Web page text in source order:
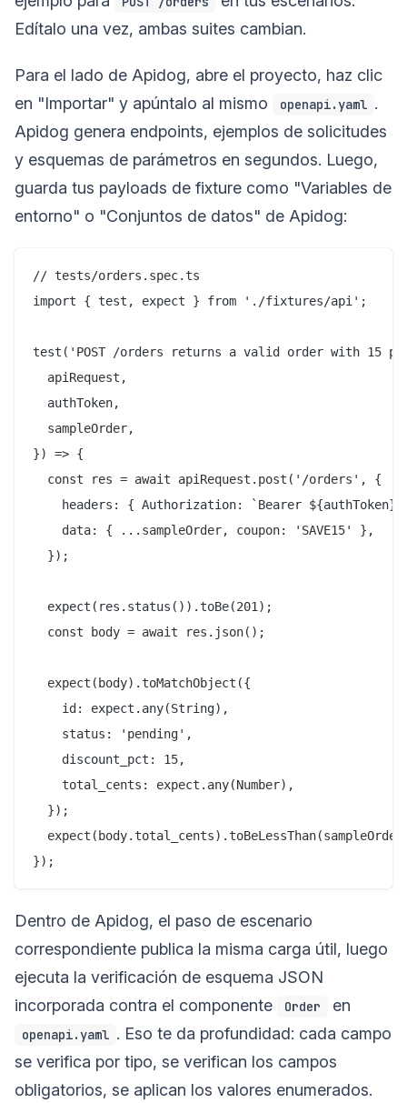
Edítalo una vez, ambas suites cambian.
Para el lado de Apidog, abre el proyecto, haz clic
en "Importar" y apúntalo al mismo
openapi.yaml .
Apidog genera endpoints, ejemplos de solicitudes
y esquemas de parámetros en segundos. Luego,
guarda tus payloads de fixture como "Variables de
entorno" o "Conjuntos de datos" de Apidog:
// tests/orders.spec.ts
import { test, expect } from './fixtures/api';
test('POST /orders returns a valid order with 15
  apiRequest,
  authToken,
  sampleOrder,
}) => {
  const res = await apiRequest.post('/orders', {
headers: { Authorization: `Bearer ${authToken}`
    data: { ...sampleOrder, coupon: 'SAVE15' },
  });
  expect(res.status()).toBe(201);
  const body = await res.json();
  expect(body).toMatchObject({
    id: expect.any(String),
    status: 'pending',
    discount_pct: 15,
    total_cents: expect.any(Number),
  });
Dentro de Apidog, el paso de escenario
correspondiente publica la misma carga útil, luego
ejecuta la verificación de esquema JSON
incorporada contra el componente
Order en
openapi.yaml . Eso te da profundidad: cada campo
se verifica por tipo, se verifican los campos
obligatorios, se aplican los valores enumerados.